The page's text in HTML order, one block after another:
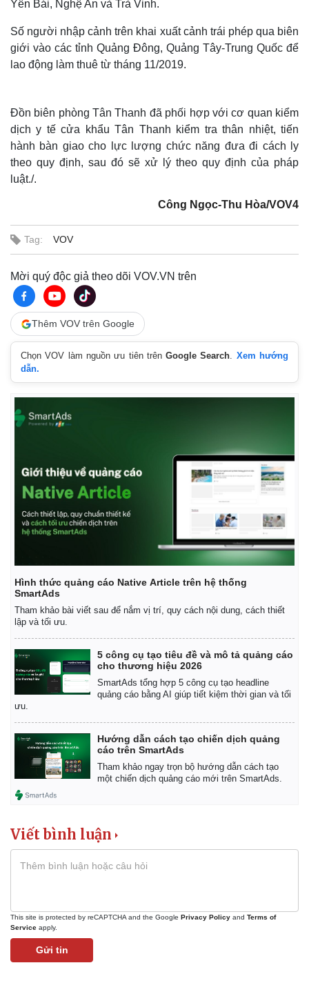
Thế giới
Quan sát
Video
Yên Bái, Nghệ An và Trà Vinh.
Số người nhập cảnh trên khai xuất cảnh trái phép qua biên
giới vào các tỉnh Quảng Đông, Quảng Tây-Trung Quốc để
lao động làm thuê từ tháng 11/2019.
Đồn biên phòng Tân Thanh đã phối hợp với cơ quan kiểm
dịch y tế cửa khẩu Tân Thanh kiểm tra thân nhiệt, tiến
hành bàn giao cho lực lượng chức năng đưa đi cách ly
theo quy định, sau đó sẽ xử lý theo quy định của pháp
luật./.
Công Ngọc-Thu Hòa/VOV4
Tag: VOV
Mời quý độc giả theo dõi VOV.VN trên
Thêm VOV trên Google
Chọn VOV làm nguồn ưu tiên trênGoogle Search. Xem hướng
dẫn.
Hình thức quảng cáo Native Article trên hệ thống
SmartAds
Tham khảo bài viết sau để nắm vị trí, quy cách nội dung, cách thiết
lập và tối ưu.
5 công cụ tạo tiêu đề và mô tả quảng cáo
cho thương hiệu 2026
SmartAds tổng hợp 5 công cụ tạo headline
quảng cáo bằng AI giúp tiết kiệm thời gian và tối
ưu.
Hướng dẫn cách tạo chiến dịch quảng
cáo trên SmartAds
Tham khảo ngay trọn bộ hướng dẫn cách tạo
một chiến dịch quảng cáo mới trên SmartAds.
Viết bình luận
This site is protected by reCAPTCHA and the Google Privacy Policy and Terms of
Service apply.
Gửi tin